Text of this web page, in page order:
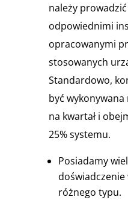
należy
odpowiednimi
opracowanymi
stosowanych
Standardowo,
być
na kwartał i
25% systemu.
Posiadamy
różnego typu.